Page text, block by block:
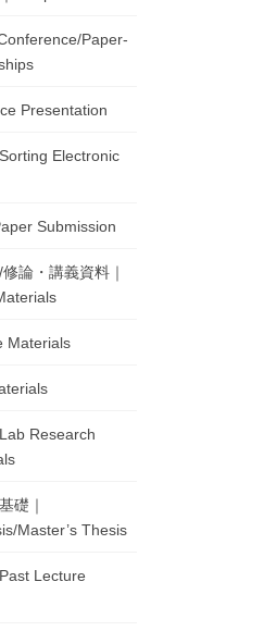
Paper-
Presentation
Electronic
Submission
論・講義資料｜
Materials
Research
礎｜
Master’s Thesis
Lecture